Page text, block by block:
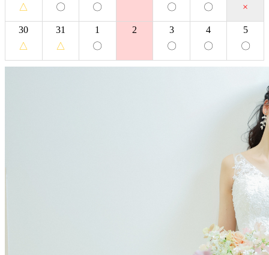
△ 〇 〇 〇 〇 ×
30
△
31
△
1
〇
2 3
〇
4
〇
5
〇